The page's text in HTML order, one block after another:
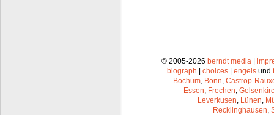
© 2005-2026 berndt media |
biograph | choices | engels und
Bochum Bonn Castrop-
Essen Frechen
Leverkusen Lünen
Recklinghausen